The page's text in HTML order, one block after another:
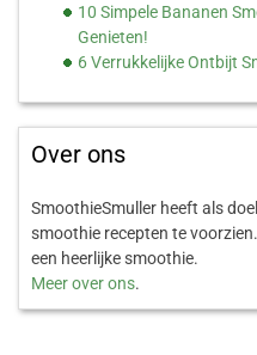
10 Simpele Bananen
Genieten!
6 Verrukkelijke Ontbijt
Over ons
SmoothieSmuller heeft als
smoothie recepten te
een heerlijke smoothie.
Meer over ons.